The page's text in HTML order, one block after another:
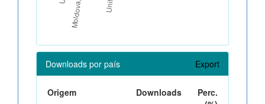
Downloads por país Export
Origem Downloads
Perc.